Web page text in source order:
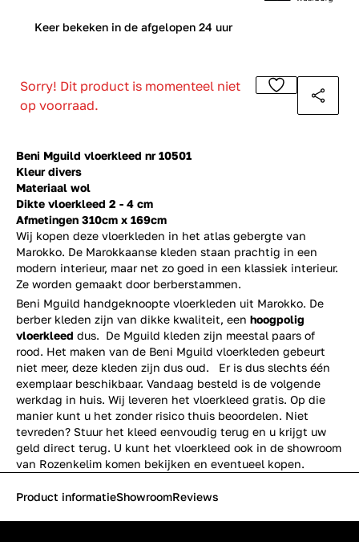
Beni Mguild vloerkleed nr 10501
Kleur divers
Materiaal wol
Dikte vloerkleed 2 - 4 cm
Afmetingen 310cm x 169cm
Wij kopen deze vloerkleden in het atlas gebergte van
Marokko. De Marokkaanse kleden staan prachtig in een
modern interieur, maar net zo goed in een klassiek interieur.
Ze worden gemaakt door berberstammen.
Keer bekeken in de afgelopen 24 uur
Sorry! Dit product is momenteel niet
op voorraad.
Beni Mguild handgeknoopte vloerkleden uit Marokko. De
berber kleden zijn van dikke kwaliteit, een hoogpolig
vloerkleed dus. De Mguild kleden zijn meestal paars of
rood. Het maken van de Beni Mguild vloerkleden gebeurt
niet meer, deze kleden zijn dus oud. Er is dus slechts één
exemplaar beschikbaar. Vandaag besteld is de volgende
werkdag in huis. Wij leveren het vloerkleed gratis. Op die
manier kunt u het zonder risico thuis beoordelen. Niet
tevreden? Stuur het kleed eenvoudig terug en u krijgt uw
geld direct terug. U kunt het vloerkleed ook in de showroom
van Rozenkelim komen bekijken en eventueel kopen.
Product informatieShowroomReviews